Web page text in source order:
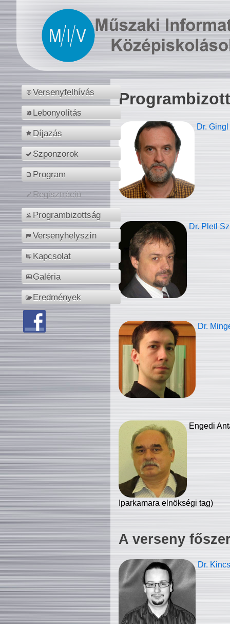
Versenyfelhívás
Lebonyolítás
Díjazás
Szponzorok
Program
Regisztráció
Programbizottság
Versenyhelyszín
Kapcsolat
Galéria
Eredmények
Dr.
Dr. Pletl
Dr.
Engedi
Iparkamara elnökségi tag)
A verseny
Dr.